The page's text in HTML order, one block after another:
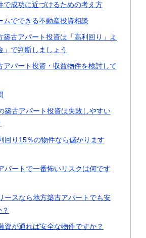
で成功に近づけるための考え方
ムでできる不動産投資相談
築古アパート投資は「高利回り」よ
」で判断しましょう
アパート投資・収益物件を検討して
築古アパート投資は失敗しやすい
回り15％の物件なら儲かります
パートで一番怖いリスクは何です
ースなら地方築古アパートでも安
資が通れば安全な物件ですか？